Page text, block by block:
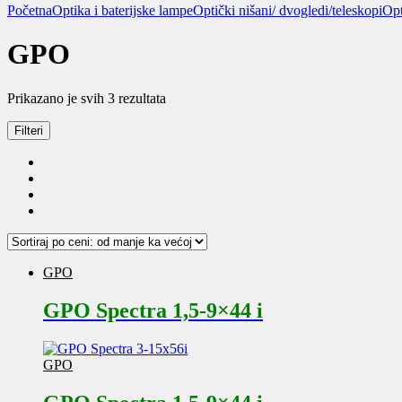
PočetnaOptika i baterijske lampeOptički nišani/ dvogledi/teleskopi
GPO
Prikazano je svih 3 rezultata
Filteri
GPO
GPO Spectra 1,5-9×44 i
GPO